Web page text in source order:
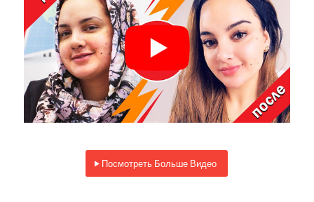
Посмотреть Больше Видео